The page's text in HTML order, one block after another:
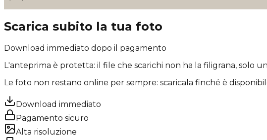
Scarica subito la tua foto
Download immediato dopo il pagamento
L'anteprima è protetta: il file che scarichi non ha la filigrana, solo
Le foto non restano online per sempre: scaricala finché è
Download immediato
Pagamento sicuro
Alta risoluzione